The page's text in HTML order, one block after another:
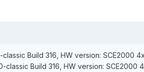
Build 316, HW version: SCE2000
Build 316, HW version: SCE2000